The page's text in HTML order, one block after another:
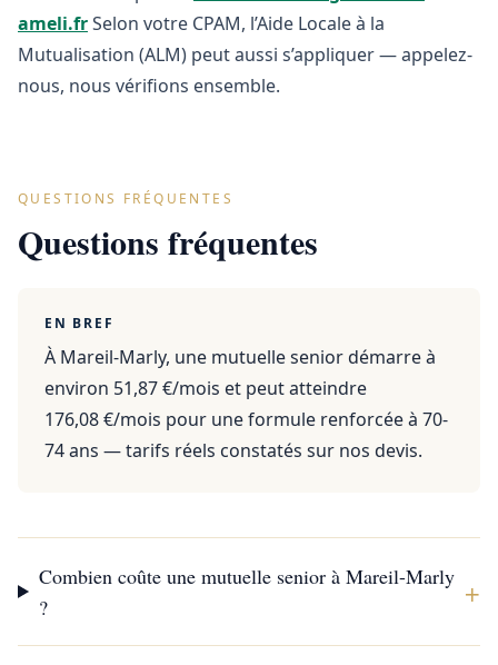
ameli.frSelon votre CPAM, l’Aide Locale à la
Mutualisation (ALM) peut aussi s’appliquer — appelez-
nous, nous vérifions ensemble.
QUESTIONS FRÉQUENTES
Questions fréquentes
EN BREF
À Mareil-Marly, une mutuelle senior démarre à
environ 51,87 €/mois et peut atteindre
176,08 €/mois pour une formule renforcée à 70-
74 ans — tarifs réels constatés sur nos devis.
Combien coûte une mutuelle senior à Mareil-Marly
?
+